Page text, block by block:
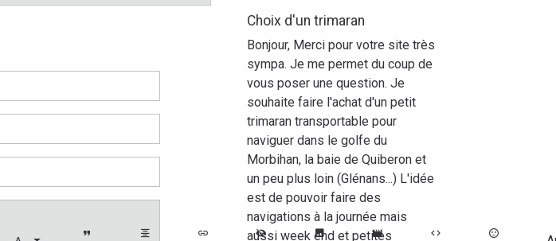
Choix d'un trimaran
Bonjour, Merci pour votre site très
sympa. Je me permet du coup de
vous poser une question. Je
souhaite faire l'achat d'un petit
trimaran transportable pour
naviguer dans le golfe du
Morbihan, la baie de Quiberon et
un peu plus loin (Glénans...) L'idée
est de pouvoir faire des
navigations à la journée mais
aussi week end et petites